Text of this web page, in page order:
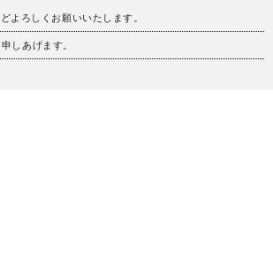
よろしくお願いいたします。
しあげます。